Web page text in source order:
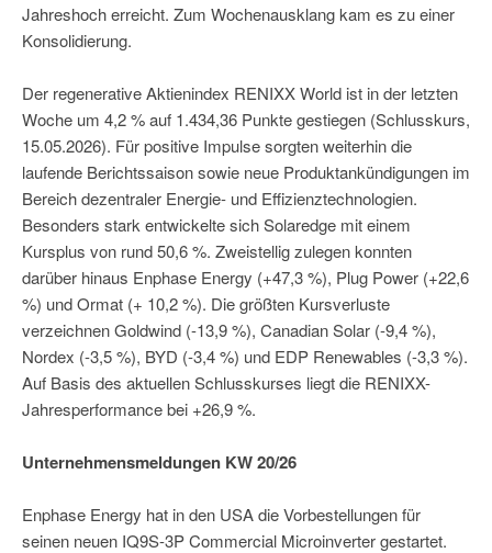
Jahreshoch erreicht. Zum Wochenausklang kam es zu einer
Konsolidierung.
Der regenerative Aktienindex RENIXX World ist in der letzten
Woche um 4,2 % auf 1.434,36 Punkte gestiegen (Schlusskurs,
15.05.2026). Für positive Impulse sorgten weiterhin die
laufende Berichtssaison sowie neue Produktankündigungen im
Bereich dezentraler Energie- und Effizienztechnologien.
Besonders stark entwickelte sich Solaredge mit einem
Kursplus von rund 50,6 %. Zweistellig zulegen konnten
darüber hinaus Enphase Energy (+47,3 %), Plug Power (+22,6
%) und Ormat (+ 10,2 %). Die größten Kursverluste
verzeichnen Goldwind (-13,9 %), Canadian Solar (-9,4 %),
Nordex (-3,5 %), BYD (-3,4 %) und EDP Renewables (-3,3 %).
Auf Basis des aktuellen Schlusskurses liegt die RENIXX-
Jahresperformance bei +26,9 %.
Unternehmensmeldungen KW 20/26
Enphase Energy hat in den USA die Vorbestellungen für
seinen neuen IQ9S-3P Commercial Microinverter gestartet.